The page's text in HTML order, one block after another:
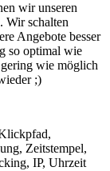
wir unseren
Wir schalten
Angebote besser
so optimal wie
wie möglich
;)
Zeitstempel,
IP, Uhrzeit